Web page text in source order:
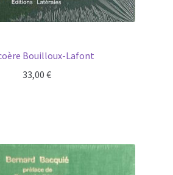
Bouilloux-Lafont
33,00 €